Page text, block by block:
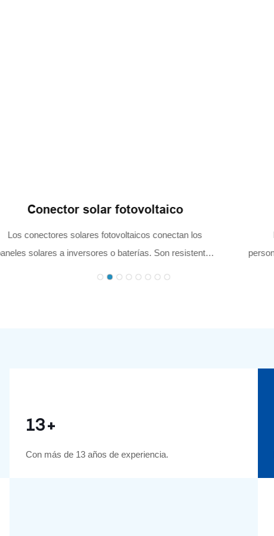
Cable de extensión solar
Los cables de extensión solares son cables
personalizables para sistemas solares fotovoltaicos, que
13+
Con más de 13 años de experiencia.